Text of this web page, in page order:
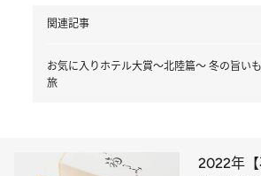
関連記事
お気に入りホテル大賞～北陸篇～ 冬の旨い
旅
2022年